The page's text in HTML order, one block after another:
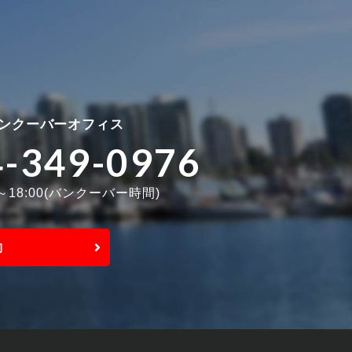
クーバーオフィス
349-0976
18:00(バンクーバー時間)